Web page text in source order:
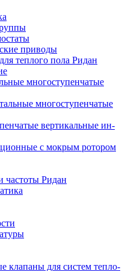
приводы
теплого пола Ридан
многоступенчатые
многоступенчатые
вертикальные ин-
с мокрым ротором
частоты Ридан
клапаны для систем тепло-